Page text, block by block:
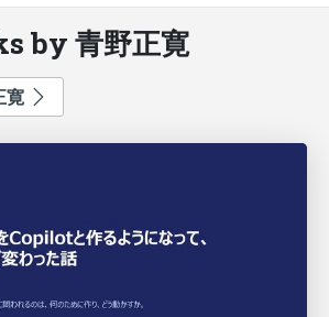
by 青野正寛
寛